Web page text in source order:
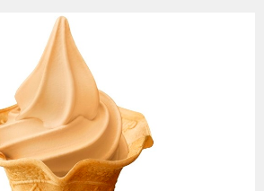
エンターテイメント
グルメ
トラベル
サッカー